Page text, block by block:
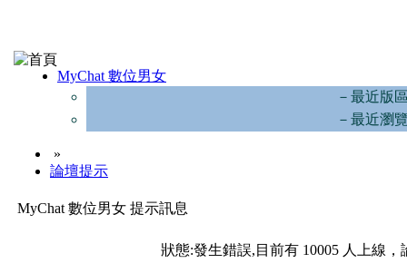
MyChat 數位男女
－最近版
－最近瀏
»
論壇提示
MyChat 數位男女 提示訊息
狀態:發生錯誤,目前有 10005 人上線